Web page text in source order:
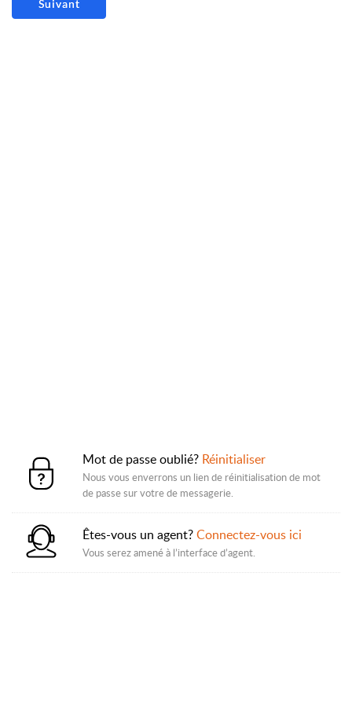
Mot de passe oublié? Réinitialiser
Nous vous enverrons un lien de réinitialisation de mot
de passe sur votre de messagerie.
Êtes-vous un agent?Connectez-vous ici
Vous serez amené à l’interface d’agent.